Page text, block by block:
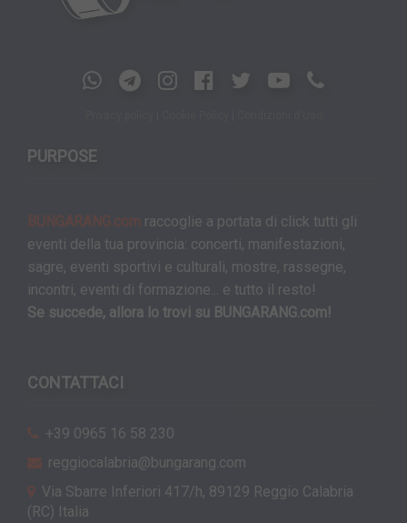
PURPOSE
BUNGARANG.com raccoglie a portata di click tutti gli
eventi della tua provincia: concerti, manifestazioni,
sagre, eventi sportivi e culturali, mostre, rassegne,
incontri, eventi di formazione... e tutto il resto!
Se succede, allora lo trovi su BUNGARANG.com!
CONTATTACI
+39 0965 16 58 230
reggiocalabria@bungarang.com
Via Sbarre Inferiori 417/h, 89129 Reggio Calabria
(RC) Italia